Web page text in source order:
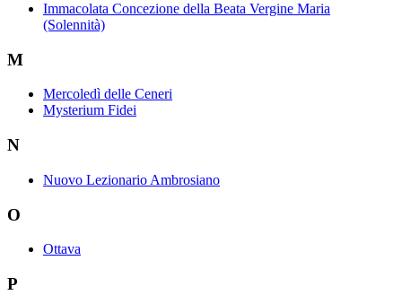
Immacolata Concezione della Beata Vergine Maria
(Solennità)
M
Mercoledì delle Ceneri
Mysterium Fidei
N
Nuovo Lezionario Ambrosiano
O
Ottava
P